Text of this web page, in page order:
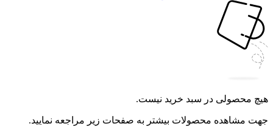
هیچ محصولی در سبد خرید نیست.
جهت مشاهده محصولات بیشتر به صفحات زیر مراجعه نمایید.